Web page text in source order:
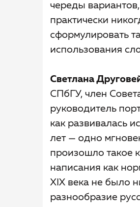
череды
практически
сформулировать
использования
Светлана
СПбГУ, член
руководитель
как развивалась
лет — одно
произошло такое
написания как
XIX века не было
разнообразие